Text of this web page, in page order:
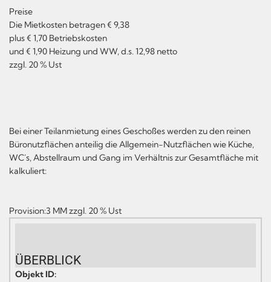
Preise
Die Mietkosten betragen € 9,38
plus € 1,70 Betriebskosten
und € 1,90 Heizung und WW, d.s. 12,98 netto
zzgl. 20 % Ust
Bei einer Teilanmietung eines Geschoßes werden zu den reinen
Büronutzflächen anteilig die Allgemein-Nutzflächen wie Küche,
WC´s, Abstellraum und Gang im Verhältnis zur Gesamtfläche mit
kalkuliert:
Provision:3 MM zzgl. 20 % Ust
ÜBERBLICK
Objekt ID: